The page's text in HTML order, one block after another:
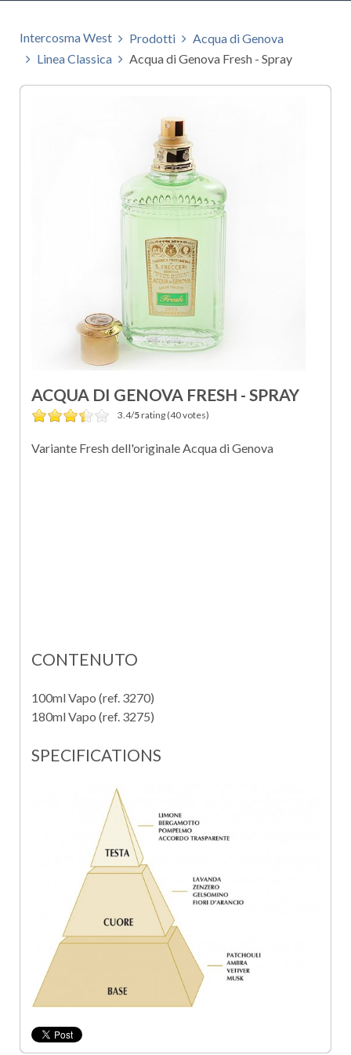
Intercosma West Prodotti
Acqua di Genova
Linea Classica
Acqua di Genova Fresh - Spray
ACQUA DI GENOVA FRESH - SPRAY
3.4/5rating (40 votes)
Variante Fresh dell'originale Acqua di Genova
CONTENUTO
100ml Vapo (ref. 3270)
180ml Vapo (ref. 3275)
SPECIFICATIONS